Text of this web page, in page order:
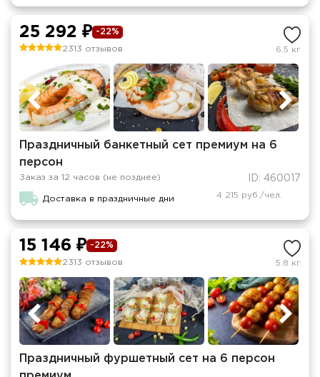
25 292 ₽ -22%
2313 отзывов 6.5 кг
Праздничный банкетный сет премиум на 6
персон
Заказ за 12 часов (не позднее) ID: 460017
Доставка в праздничные дни 4 215 руб./чел.
15 146 ₽ -22%
2313 отзывов 5.8 кг
Праздничный фуршетный сет на 6 персон